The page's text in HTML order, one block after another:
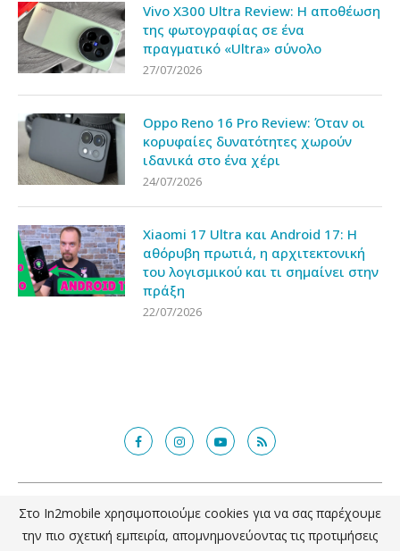
Vivo X300 Ultra Review: Η αποθέωση
της φωτογραφίας σε ένα
πραγματικό «Ultra» σύνολο
27/07/2026
Oppo Reno 16 Pro Review: Όταν οι
κορυφαίες δυνατότητες χωρούν
ιδανικά στο ένα χέρι
24/07/2026
Xiaomi 17 Ultra και Android 17: Η
αθόρυβη πρωτιά, η αρχιτεκτονική
του λογισμικού και τι σημαίνει στην
πράξη
22/07/2026
@2018 - in2mobile.gr. All Right Reserved. Designed and developed by
mcde.gr
Στο In2mobile xρησιμοποιούμε cookies για να σας παρέχουμε
την πιο σχετική εμπειρία, απομνημονεύοντας τις προτιμήσεις